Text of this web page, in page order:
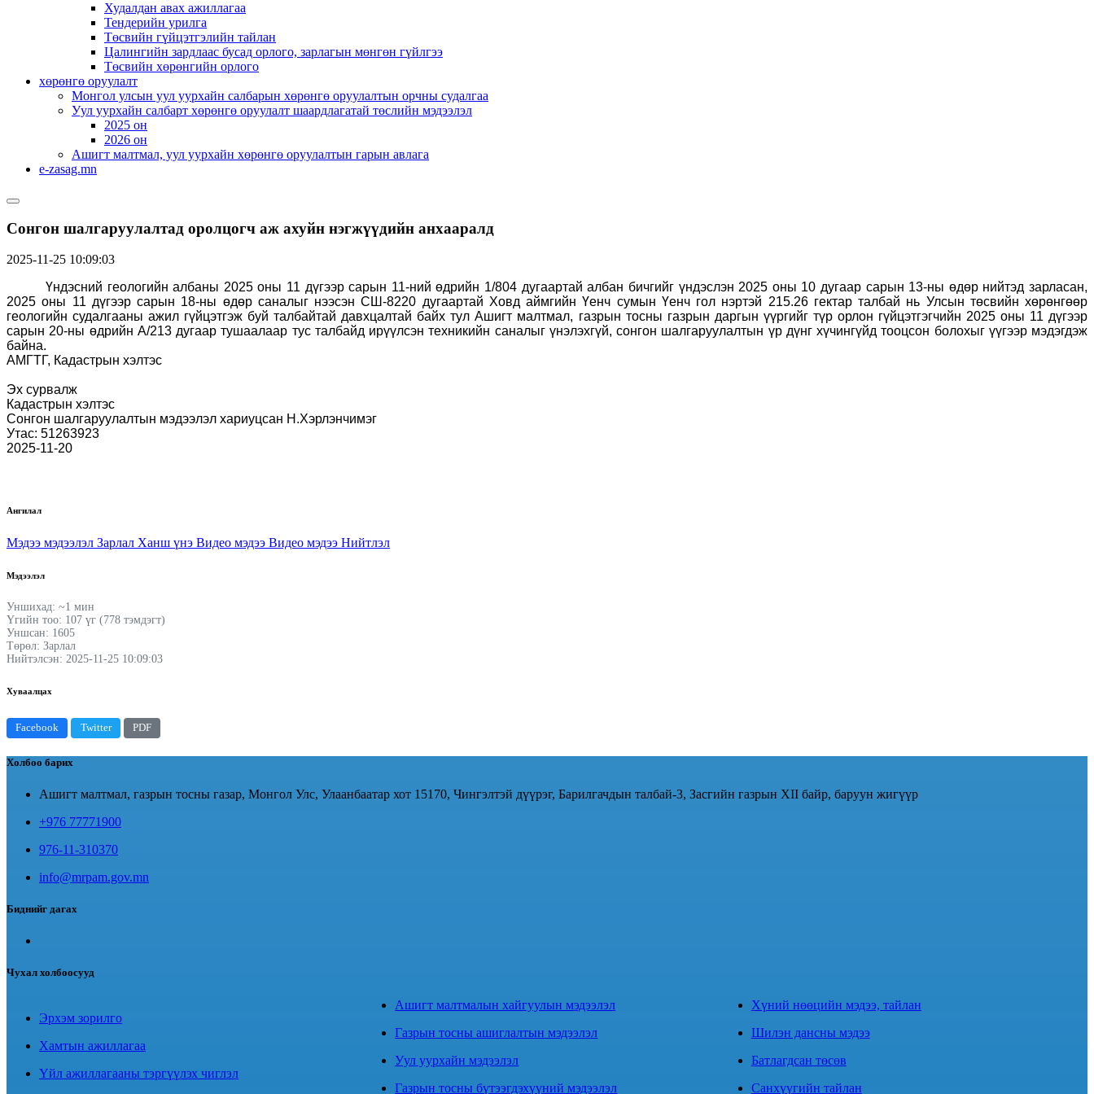
Худалдан авах ажиллагаа
Тендерийн урилга
Төсвийн гүйцэтгэлийн тайлан
Цалингийн зардлаас бусад орлого, зарлагын мөнгөн гүйлгээ
Төсвийн хөрөнгийн орлого
хөрөнгө оруулалт
Монгол улсын уул уурхайн салбарын хөрөнгө оруулалтын орчны судалгаа
Уул уурхайн салбарт хөрөнгө оруулалт шаардлагатай төслийн мэдээлэл
2025 он
2026 он
Ашигт малтмал, уул уурхайн хөрөнгө оруулалтын гарын авлага
e-zasag.mn
Сонгон шалгаруулалтад оролцогч аж ахуйн нэгжүүдийн анхааралд
2025-11-25 10:09:03
Үндэсний геологийн албаны 2025 оны 11 дүгээр сарын 11-ний өдрийн 1/804 дугаартай албан бичгийг үндэслэн 2025 оны 10 дугаар сарын 13-ны өдөр нийтэд зарласан,
2025 оны 11 дүгээр сарын 18-ны өдөр саналыг нээсэн СШ-8220 дугаартай Ховд аймгийн Үенч сумын Үенч гол нэртэй 215.26 гектар талбай нь Улсын төсвийн хөрөнгөөр
геологийн судалгааны ажил гүйцэтгэж буй талбайтай давхцалтай байх тул Ашигт малтмал, газрын тосны газрын даргын үүргийг түр орлон гүйцэтгэгчийн 2025 оны 11 дүгээр
сарын 20-ны өдрийн А/213дугаар тушаалаар тус талбайд ирүүлсэн техникийн саналыг үнэлэхгүй, сонгон шалгаруулалтын үр дүнг хүчингүйд тооцсон болохыг үүгээр мэдэгдэж
байна.
АМГТГ, Кадастрын хэлтэс
Эх сурвалж
Кадастрын хэлтэс
Сонгон шалгаруулалтын мэдээлэл хариуцсан Н.Хэрлэнчимэг
Утас: 51263923
2025-11-20
Ангилал
Мэдээ мэдээлэл Зарлал Ханш үнэ Видео мэдээ Видео мэдээ Нийтлэл
Мэдээлэл
Уншихад: ~1 мин
Үгийн тоо: 107 үг (778 тэмдэгт)
Уншсан: 1605
Төрөл: Зарлал
Нийтэлсэн: 2025-11-25 10:09:03
Хуваалцах
Facebook Twitter PDF
Холбоо барих
Ашигт малтмал, газрын тосны газар, Монгол Улс, Улаанбаатар хот 15170, Чингэлтэй дүүрэг, Барилгачдын талбай-3, Засгийн газрын XII байр, баруун жигүүр
+976 77771900
976-11-310370
info@mrpam.gov.mn
Биднийг дагах
Чухал холбоосууд
Эрхэм зорилго
Хамтын ажиллагаа
Үйл ажиллагааны тэргүүлэх чиглэл
Ашигт малтмалын хайгуулын мэдээлэл
Газрын тосны ашиглалтын мэдээлэл
Уул уурхайн мэдээлэл
Газрын тосны бүтээгдэхүүний мэдээлэл
Хүний нөөцийн мэдээ, тайлан
Шилэн дансны мэдээ
Батлагдсан төсөв
Санхүүгийн тайлан